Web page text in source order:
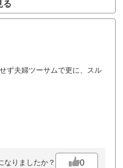
る
ず夫婦ツーサムで更に、スル
なりましたか？ 0